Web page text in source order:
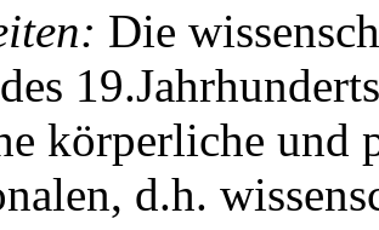
Die
körperliche und
d.h.